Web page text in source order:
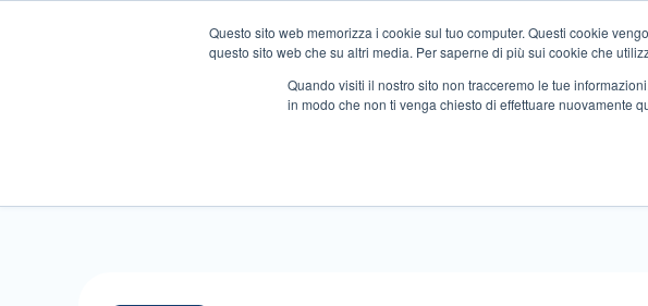
Questo sito web memorizza i cookie sul tuo computer. Questi cookie
questo sito web che su altri media. Per saperne di più sui cookie che
Quando visiti il ​​nostro sito non tracceremo le tue
in modo che non ti venga chiesto di effettuare nuovamente